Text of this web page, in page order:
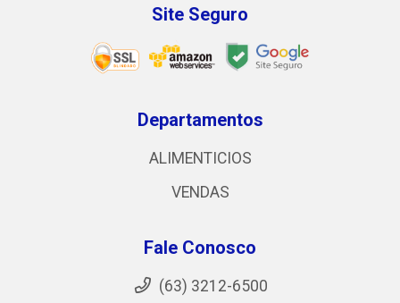
Site Seguro
Departamentos
ALIMENTICIOS
VENDAS
Fale Conosco
(63) 3212-6500